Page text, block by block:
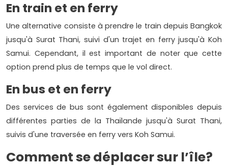
En train et en ferry
Une alternative consiste à prendre le train depuis Bangkok
jusqu'à Surat Thani, suivi d'un trajet en ferry jusqu'à Koh
Samui. Cependant, il est important de noter que cette
option prend plus de temps que le vol direct.
En bus et en ferry
Des services de bus sont également disponibles depuis
différentes parties de la Thaïlande jusqu'à Surat Thani,
suivis d'une traversée en ferry vers Koh Samui.
Comment se déplacer sur l’île?